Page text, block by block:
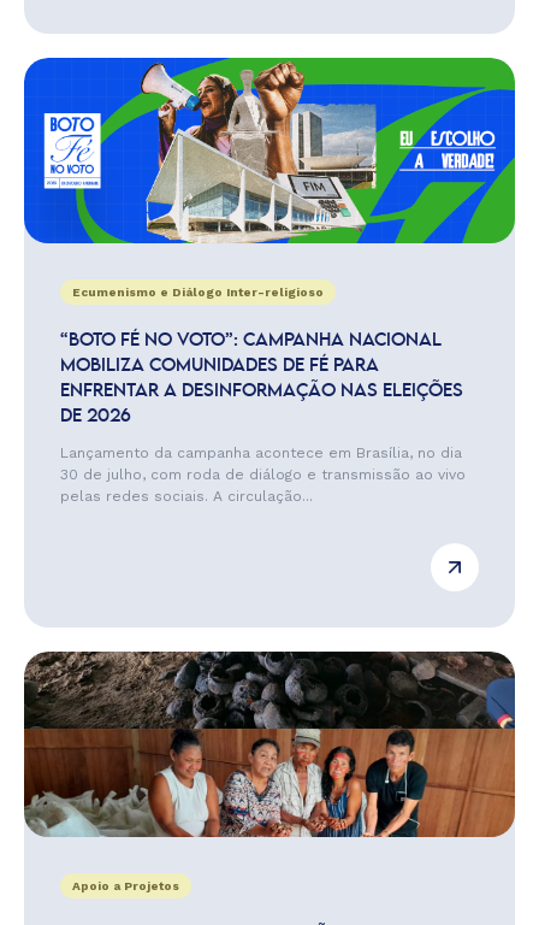
Ecumenismo e Diálogo Inter-religioso
“BOTO FÉ NO VOTO”: CAMPANHA NACIONAL
MOBILIZA COMUNIDADES DE FÉ PARA
ENFRENTAR A DESINFORMAÇÃO NAS ELEIÇÕES
DE 2026
Lançamento da campanha acontece em Brasília, no dia
30 de julho, com roda de diálogo e transmissão ao vivo
pelas redes sociais. A circulação...
Apoio a Projetos